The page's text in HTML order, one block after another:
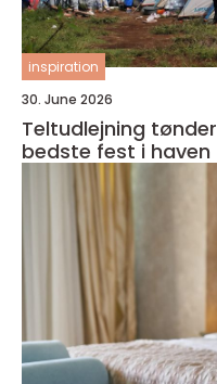
inspiration
30. June 2026
Teltudlejning tønder sådan får du den
bedste fest i haven